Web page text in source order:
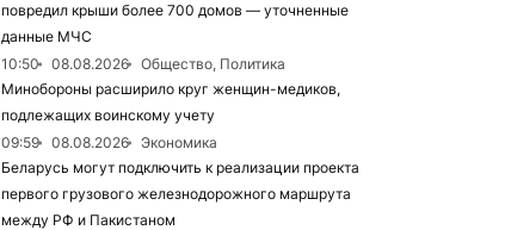
повредил крыши более 700 домов — уточненные
данные МЧС
10:50
08.08.2026
Общество, Политика
Минобороны расширило круг женщин-медиков,
подлежащих воинскому учету
09:59
08.08.2026
Экономика
Беларусь могут подключить к реализации проекта
первого грузового железнодорожного маршрута
между РФ и Пакистаном